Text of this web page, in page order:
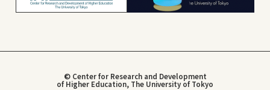
© Center for Research and Development
of Higher Education, The University of Tokyo